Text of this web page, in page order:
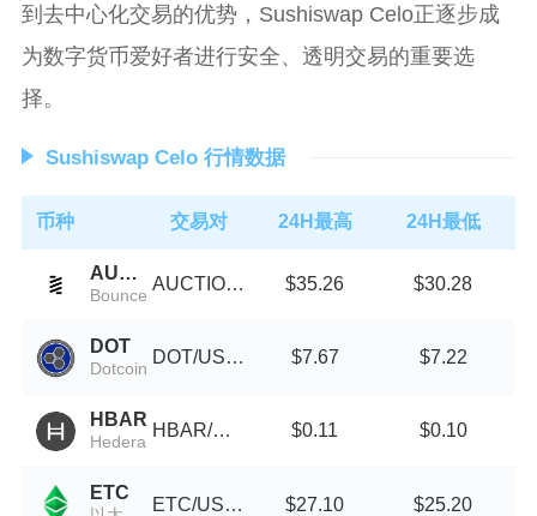
到去中心化交易的优势，Sushiswap Celo正逐步成
为数字货币爱好者进行安全、透明交易的重要选
择。
Sushiswap Celo 行情数据
币种 交易对 24H最高 24H最低
AUCTION
Bounce
AUCTION/USDT $35.26 $30.28
DOT
Dotcoin
DOT/USDT $7.67 $7.22
HBAR
Hedera
HBAR/USDT $0.11 $0.10
ETC
ETC/USDT $27.10 $25.20